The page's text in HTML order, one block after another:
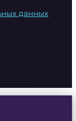
данных